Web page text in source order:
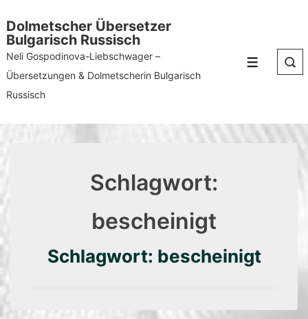
Zum
Inhalt
Dolmetscher Übersetzer
Bulgarisch Russisch
Neli Gospodinova-Liebschwager –
Übersetzungen & Dolmetscherin Bulgarisch
Russisch
Menü
Schlagwort:
bescheinigt
Schlagwort: bescheinigt